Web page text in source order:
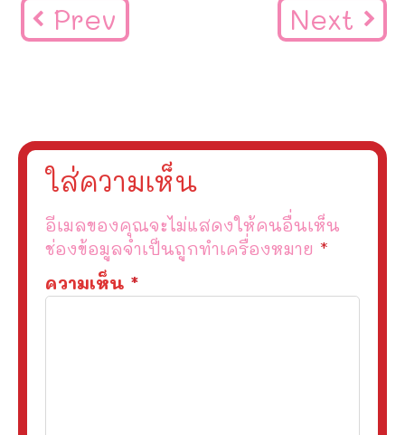
Prev Next
ใส่ความเห็น
อีเมลของคุณจะไม่แสดงให้คนอื่นเห็น
ช่องข้อมูลจำเป็นถูกทำเครื่องหมาย *
ความเห็น *